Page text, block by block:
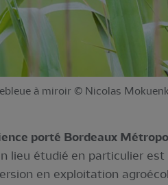
à miroir © Nicolas
porté Bordeaux
lieu étudié en particulier est
en exploitation